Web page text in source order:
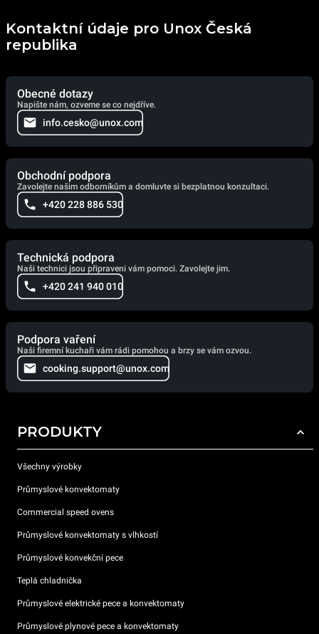
Kontaktní údaje pro Unox Česká
republika
Obecné dotazy
Napište nám, ozveme se co nejdříve.
info.cesko@unox.com
Obchodní podpora
Zavolejte našim odborníkům a domluvte si bezplatnou konzultaci.
+420 228 886 530
Technická podpora
Naši technici jsou připraveni vám pomoci. Zavolejte jim.
+420 241 940 010
Podpora vaření
Naši firemní kuchaři vám rádi pomohou a brzy se vám ozvou.
cooking.support@unox.com
PRODUKTY
Všechny výrobky
Průmyslové konvektomaty
Commercial speed ovens
Průmyslové konvektomaty s vlhkostí
Průmyslové konvekční pece
Teplá chladnička
Průmyslové elektrické pece a konvektomaty
Průmyslové plynové pece a konvektomaty